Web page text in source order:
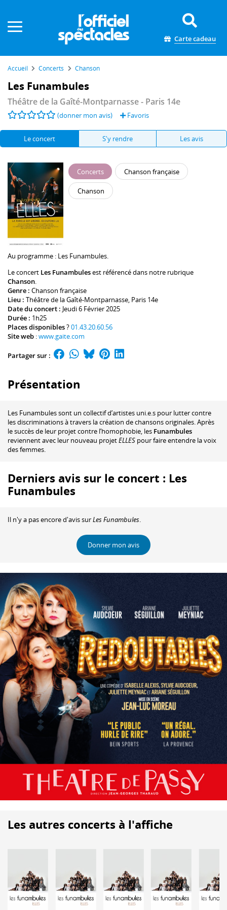
Carte cadeau
Accueil Concerts Chanson
Les Funambules
Théâtre de la Gaîté-Montparnasse- Paris 14e
(donner mon avis) Favoris
Le concert S'y rendre Les avis
Concerts Chanson française
Chanson
Au programme : Les Funambules
Le concert Les Funambulesest référencé dans notre rubrique
Chanson.
Genre : Chanson française
Lieu : Théâtre de la Gaîté-Montparnasse, Paris 14e
Date du concert : Jeudi 6 Février 2025
Durée : 1h25
Places disponibles?01.43.20.60.56
Site web :www.gaite.com
Partager sur :
Présentation
Les Funambules sont un collectif d’artistes uni.e.s pour lutter contre
les discriminations à travers la création de chansons originales. Après
le succès de leur projet contre l’homophobie, les Funambules
reviennent avec leur nouveau projetELLES pour faire entendre la voix
des femmes.
Derniers avis sur le concert : Les
Funambules
Il n'y a pas encore d'avis surLes Funambules.
Donner mon avis
Les autres concerts à l'affiche